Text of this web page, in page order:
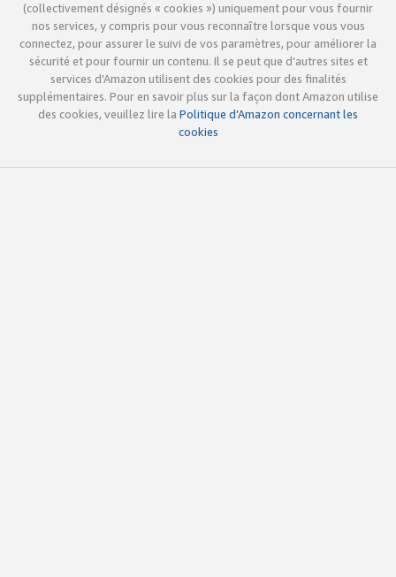
(collectivement désignés « cookies ») uniquement pour vous fournir
nos services, y compris pour vous reconnaître lorsque vous vous
connectez, pour assurer le suivi de vos paramètres, pour améliorer la
sécurité et pour fournir un contenu. Il se peut que d’autres sites et
services d’Amazon utilisent des cookies pour des finalités
supplémentaires. Pour en savoir plus sur la façon dont Amazon utilise
des cookies, veuillez lire la Politique d’Amazon concernant les
cookies